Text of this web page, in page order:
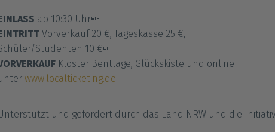
ab 10:30 Uhr
Vorverkauf 20 €, Tageskasse 25 €,
Studenten 10 €
Kloster Bentlage, Glückskiste und online
www.localticketing.de
und gefördert durch das Land NRW und die